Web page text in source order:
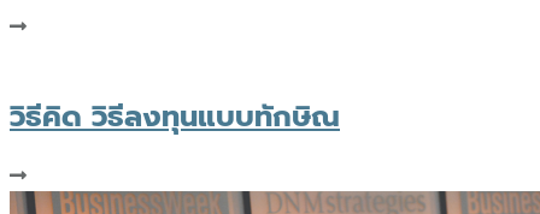
วิธีคิด วิธีลงทุนแบบทักษิณ